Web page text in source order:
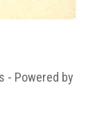
- Powered by